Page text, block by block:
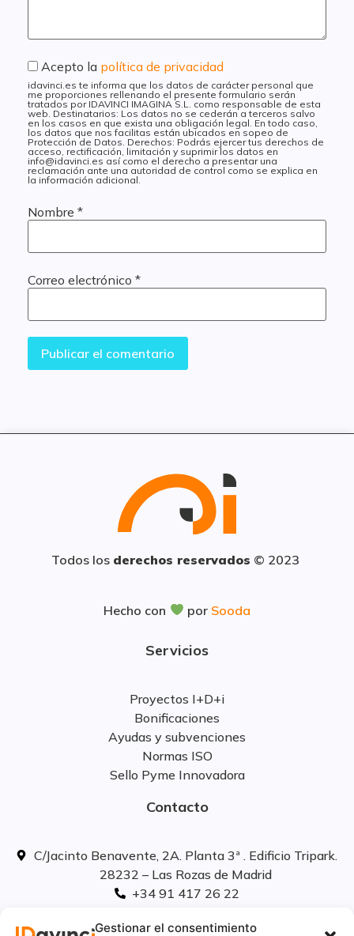
Gestionar el consentimiento
Acepto la política de privacidad
idavinci.es te informa que los datos de carácter personal que
me proporciones rellenando el presente formulario serán
tratados por IDAVINCI IMAGINA S.L. como responsable de esta
web. Destinatarios: Los datos no se cederán a terceros salvo
en los casos en que exista una obligación legal. En todo caso,
los datos que nos facilitas están ubicados en sopeo de
Protección de Datos. Derechos: Podrás ejercer tus derechos de
acceso, rectificación, limitación y suprimir los datos en
info@idavinci.es así como el derecho a presentar una
reclamación ante una autoridad de control como se explica en
la información adicional.
Nombre *
Correo electrónico *
Todos los derechos reservados © 2023
Hecho con por Sooda
Servicios
Proyectos I+D+i
Bonificaciones
Ayudas y subvenciones
Normas ISO
Sello Pyme Innovadora
Contacto
C/Jacinto Benavente, 2A. Planta 3ª . Edificio Tripark.
28232 – Las Rozas de Madrid
+34 91 417 26 22
linkedIn